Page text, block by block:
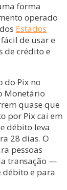
forma
operado
Estados
de usar e
de crédito e
do Pix no
Monetário
quase que
por Pix cai em
débito leva
28 dias. O
pessoas
transação —
débito e para